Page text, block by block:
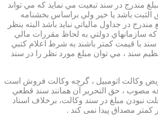
مبلغ مندرج در سند تبعيت مي نمايد كه مي تواند
باشد يا خير ولي براساس بخشنامه
در جداول مالياتي نبايد باشد البته بنظر
سازمانهاي دولتي به لحاظ مقررات مالي
با قيمت كمتر باشند به شرط اعلام كتبي
سند ، مي توان مبلغ مورد نظر را در سند
وكالت اتومبيل ، گرچه وكالت فروش است
مصوب ، حق التحرير آن همانند سند قطعي
نبودن مبلغ در سند وكالت، برخلاف اسناد
مصداق پیدا نمی کند .